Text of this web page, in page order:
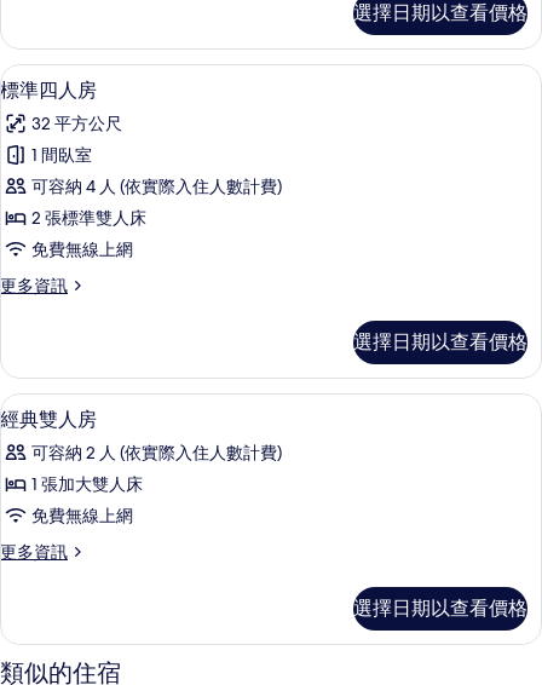
所
有
相
片
雙
人
房
詳
情
選擇日期以查看價格
顯
示
標
準
四
人
的
有
相
片
6
標準四人房
32 平方公尺
1 間臥室
可容納 4 人 (依實際入住人數計費)
2 張標準雙人床
免費無線上網
更多資訊
更
四
人
房
詳
情
選擇日期以查看價格
顯
示
經
典
人
的
所
經典雙人房 | 書桌、隔音、免費無線上
6
經典雙人房
可容納 2 人 (依實際入住人數計費)
1 張加大雙人床
免費無線上網
更多資訊
更
雙
人
選擇日期以查看價格
類似的住宿